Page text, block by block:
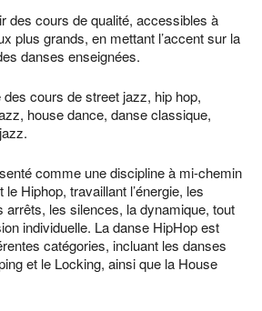
des cours de qualité, accessibles à
plus grands, en mettant l’accent sur la
danses enseignées.
des cours de street jazz, hip hop,
house dance, danse classique,
comme une discipline à mi-chemin
Hiphop, travaillant l’énergie, les
les silences, la dynamique, tout
individuelle. La danse HipHop est
catégories, incluant les danses
et le Locking, ainsi que la House